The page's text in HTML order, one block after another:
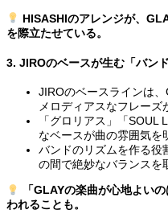
HISASHIのアレンジが、
を際立たせている。
3. JIROのベースが生む「バン
JIROのベースラインは、
メロディアスなフレーズ
「グロリアス」「SOUL
なベースが曲の雰囲気を
バンドのリズムを作る役
の間で絶妙なバランスを
「GLAYの楽曲が心地よい
われることも。